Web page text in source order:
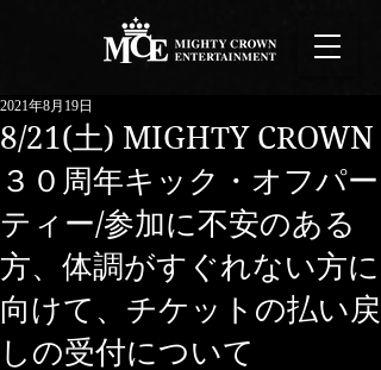
8/21(土) MIGHTY CROWN
３０周年キック・オフパー
ティー/参加に不安のある
方、体調がすぐれない方に
向けて、チケットの払い戻
しの受付について
2021年8月19日